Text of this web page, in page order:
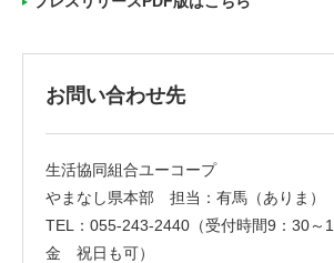
お問い合わせ先
生活協同組合ユーコープ
やまなし県本部 担当：有馬（ありま）
TEL：055-243-2440（受付時間9：30
金 祝日も可）